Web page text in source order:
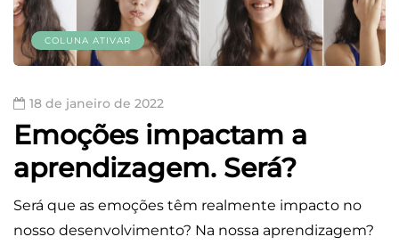
COLUNA ATIVAR
18 de janeiro de 2022
Emoções impactam a
aprendizagem. Será?
Será que as emoções têm realmente impacto no
nosso desenvolvimento? Na nossa aprendizagem?